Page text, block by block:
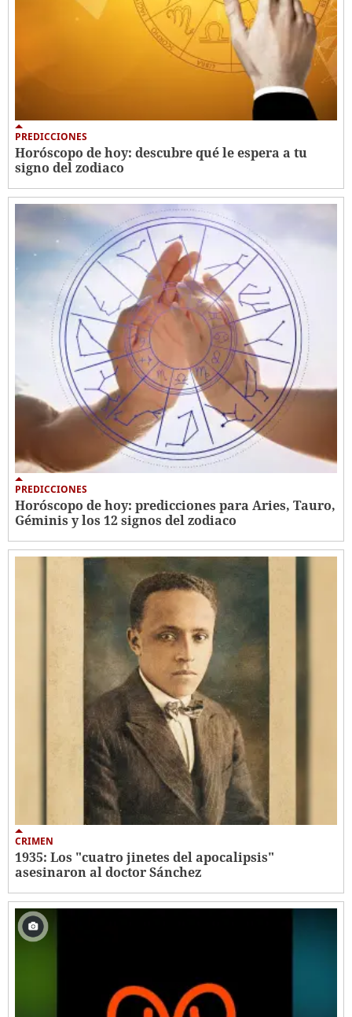
PREDICCIONES
Horóscopo de hoy: descubre qué le espera a tu
signo del zodiaco
PREDICCIONES
Horóscopo de hoy: predicciones para Aries, Tauro,
Géminis y los 12 signos del zodiaco
CRIMEN
1935: Los "cuatro jinetes del apocalipsis"
asesinaron al doctor Sánchez